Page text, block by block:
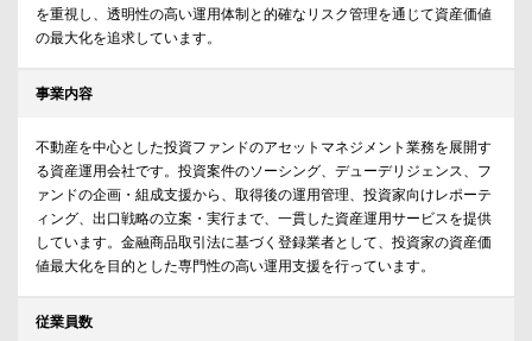
を重視し、透明性の高い運用体制と的確なリスク管理を通じて資産価値
の最大化を追求しています。
事業内容
不動産を中心とした投資ファンドのアセットマネジメント業務を展開す
る資産運用会社です。投資案件のソーシング、デューデリジェンス、フ
ァンドの企画・組成支援から、取得後の運用管理、投資家向けレポーテ
ィング、出口戦略の立案・実行まで、一貫した資産運用サービスを提供
しています。金融商品取引法に基づく登録業者として、投資家の資産価
値最大化を目的とした専門性の高い運用支援を行っています。
従業員数